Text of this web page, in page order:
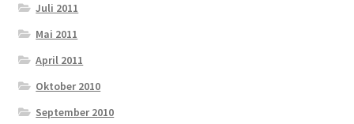
Juli 2011
Mai 2011
April 2011
Oktober 2010
September 2010